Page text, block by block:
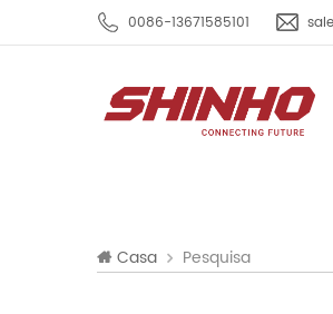
0086-13671585101
Casa Pesquisa